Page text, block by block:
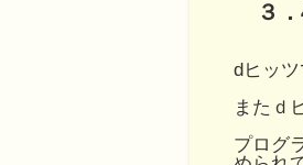
３
dヒッツ
またｄ
プログ